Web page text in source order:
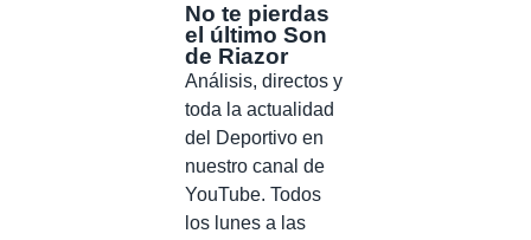
No te pierdas
el último Son
de Riazor
Análisis, directos y
toda la actualidad
del Deportivo en
nuestro canal de
YouTube. Todos
los lunes a las